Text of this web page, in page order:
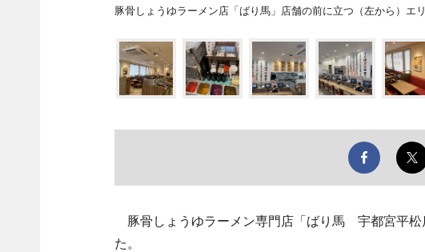
豚骨しょうゆラーメン店「ばり馬」店舗の前に立つ（左から）エ
豚骨しょうゆラーメン専門店「ばり馬 宇都宮平
た。